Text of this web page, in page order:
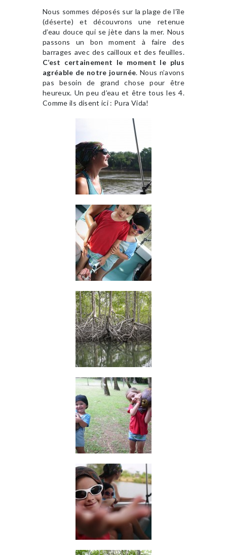
Nous sommes déposés sur la plage de l’île
(déserte) et découvrons une retenue
d’eau douce qui se jète dans la mer. Nous
passons un bon moment à faire des
barrages avec des cailloux et des feuilles.
C’est certainement le moment le plus
agréable de notre journée. Nous n’avons
pas besoin de grand chose pour être
heureux. Un peu d’eau et être tous les 4.
Comme ils disent ici : Pura Vida!